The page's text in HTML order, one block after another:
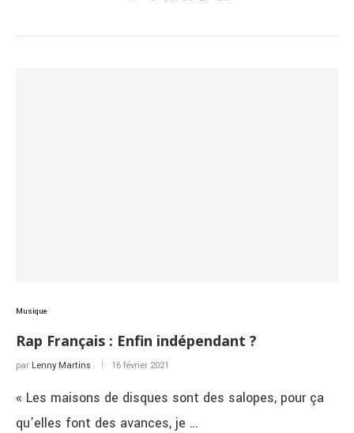
Musique
Rap Français : Enfin indépendant ?
par Lenny Martins 16 février 2021
« Les maisons de disques sont des salopes, pour ça
qu’elles font des avances, je …